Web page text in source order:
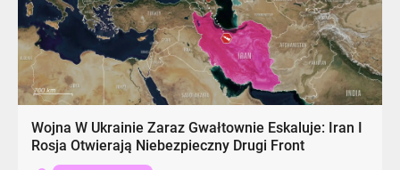
Wojna W Ukrainie Zaraz Gwałtownie Eskaluje: Iran I
Rosja Otwierają Niebezpieczny Drugi Front